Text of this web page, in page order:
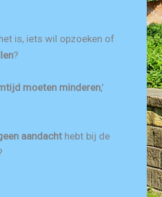
is, iets wil opzoeken of
?
moeten minderen,’
aandacht hebt bij de